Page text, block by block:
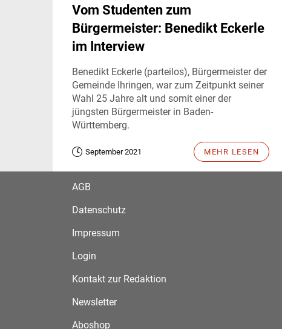
Vom Studenten zum
Bürgermeister: Benedikt Eckerle
im Interview
Benedikt Eckerle (parteilos), Bürgermeister der
Gemeinde Ihringen, war zum Zeitpunkt seiner
Wahl 25 Jahre alt und somit einer der
jüngsten Bürgermeister in Baden-
Württemberg.
September 2021 MEHR LESEN
AGB
Datenschutz
Impressum
Login
Kontakt zur Redaktion
Newsletter
Aboshop